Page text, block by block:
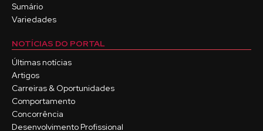
Sumário
Variedades
NOTÍCIAS DO PORTAL
Últimas notícias
Artigos
Carreiras & Oportunidades
Comportamento
Concorrência
Desenvolvimento Profissional